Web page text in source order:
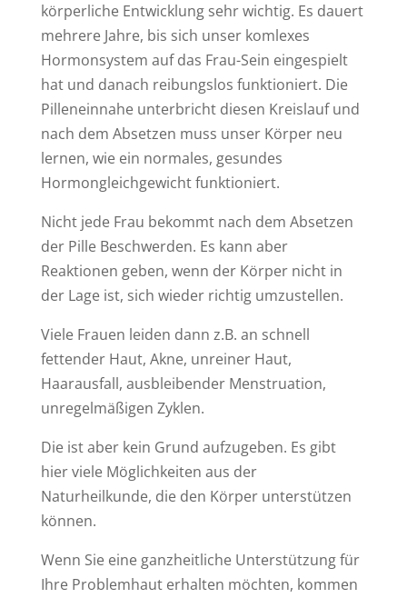
körperliche Entwicklung sehr wichtig. Es dauert
mehrere Jahre, bis sich unser komlexes
Hormonsystem auf das Frau-Sein eingespielt
hat und danach reibungslos funktioniert. Die
Pilleneinnahe unterbricht diesen Kreislauf und
nach dem Absetzen muss unser Körper neu
lernen, wie ein normales, gesundes
Hormongleichgewicht funktioniert.
Nicht jede Frau bekommt nach dem Absetzen
der Pille Beschwerden. Es kann aber
Reaktionen geben, wenn der Körper nicht in
der Lage ist, sich wieder richtig umzustellen.
Viele Frauen leiden dann z.B. an schnell
fettender Haut, Akne, unreiner Haut,
Haarausfall, ausbleibender Menstruation,
unregelmäßigen Zyklen.
Die ist aber kein Grund aufzugeben. Es gibt
hier viele Möglichkeiten aus der
Naturheilkunde, die den Körper unterstützen
können.
Wenn Sie eine ganzheitliche Unterstützung für
Ihre Problemhaut erhalten möchten, kommen